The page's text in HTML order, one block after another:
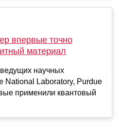
впервые точно
материал
научных
National Laboratory, Purdue
применили квантовый